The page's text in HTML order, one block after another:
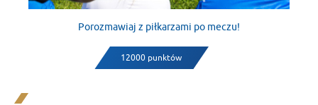
Porozmawiaj z piłkarzami po meczu!
12000 punktów